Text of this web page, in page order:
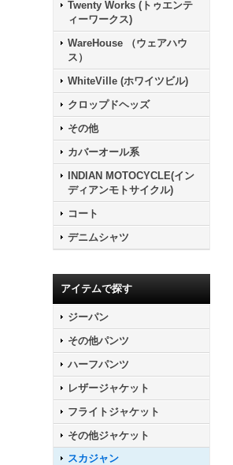
Twenty Works (トゥエンテ
ィーワークス)
WareHouse （ウェアハウ
ス）
WhiteVille (ホワイツビル)
クロップドヘッズ
その他
カバーオール系
INDIAN MOTOCYCLE(イン
ディアンモトサイクル)
コート
デニムシャツ
アイテムで探す
ジーパン
その他パンツ
ハーフパンツ
レザージャケット
フライトジャケット
その他ジャケット
スカジャン